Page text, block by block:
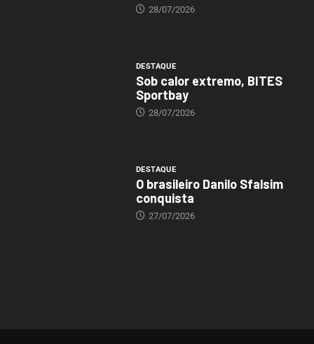
28/07/2026
DESTAQUE
Sob calor extremo, BITES
Sportbay
28/07/2026
DESTAQUE
O brasileiro Danilo Sfalsim
conquista
27/07/2026